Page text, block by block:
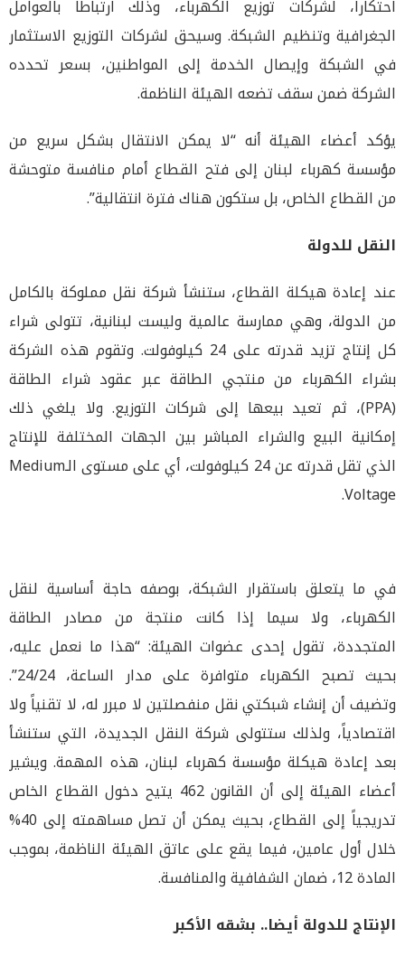
احتكاراً، لشركات توزيع الكهرباء، وذلك ارتباطاً بالعوامل
الجغرافية وتنظيم الشبكة. وسيحق لشركات التوزيع الاستثمار
في الشبكة وإيصال الخدمة إلى المواطنين، بسعر تحدده
الشركة ضمن سقف تضعه الهيئة الناظمة.
يؤكد أعضاء الهيئة أنه “لا يمكن الانتقال بشكل سريع من
مؤسسة كهرباء لبنان إلى فتح القطاع أمام منافسة متوحشة
من القطاع الخاص، بل ستكون هناك فترة انتقالية”.
النقل للدولة
عند إعادة هيكلة القطاع، ستنشأ شركة نقل مملوكة بالكامل
من الدولة، وهي ممارسة عالمية وليست لبنانية، تتولى شراء
كل إنتاج تزيد قدرته على 24 كيلوفولت. وتقوم هذه الشركة
بشراء الكهرباء من منتجي الطاقة عبر عقود شراء الطاقة
(PPA)، ثم تعيد بيعها إلى شركات التوزيع. ولا يلغي ذلك
إمكانية البيع والشراء المباشر بين الجهات المختلفة للإنتاج
الذي تقل قدرته عن 24 كيلوفولت، أي على مستوى الـMedium
Voltage.
في ما يتعلق باستقرار الشبكة، بوصفه حاجة أساسية لنقل
الكهرباء، ولا سيما إذا كانت منتجة من مصادر الطاقة
المتجددة، تقول إحدى عضوات الهيئة: “هذا ما نعمل عليه،
بحيث تصبح الكهرباء متوافرة على مدار الساعة، 24/24”.
وتضيف أن إنشاء شبكتي نقل منفصلتين لا مبرر له، لا تقنياً ولا
اقتصادياً، ولذلك ستتولى شركة النقل الجديدة، التي ستنشأ
بعد إعادة هيكلة مؤسسة كهرباء لبنان، هذه المهمة. ويشير
أعضاء الهيئة إلى أن القانون 462 يتيح دخول القطاع الخاص
تدريجياً إلى القطاع، بحيث يمكن أن تصل مساهمته إلى 40%
خلال أول عامين، فيما يقع على عاتق الهيئة الناظمة، بموجب
المادة 12، ضمان الشفافية والمنافسة.
الإنتاج للدولة أيضا.. بشقه الأكبر